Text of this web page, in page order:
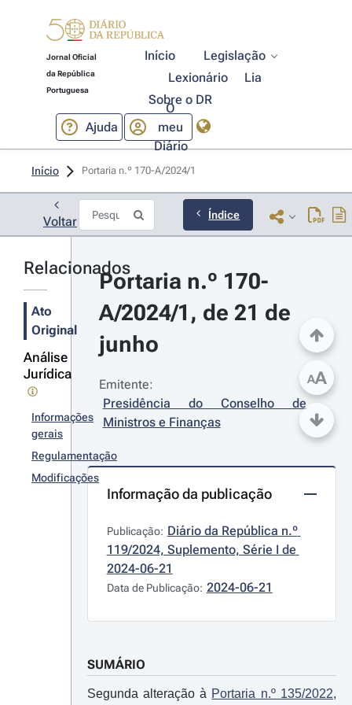
Jornal Oficial
da República
Portuguesa
Início
Legislação
Lexionário
Lia
Sobre o DR
Ajuda
O
meu
Diário
Início Portaria n.º 170-A/2024/1
Voltar Índice
Relacionados
Ato
Original
Análise
Jurídica
Informações
gerais
Regulamentação
Modificações
Portaria n.º 170-
A/2024/1, de 21 de
junho
Emitente:
Presidência do Conselho de
Ministros e Finanças
Informação da publicação
Publicação: Diário da República n.º
119/2024, Suplemento, Série I de
2024-06-21
Data de Publicação: 2024-06-21
SUMÁRIO
Segunda alteração à Portaria n.º 135/2022,
AA